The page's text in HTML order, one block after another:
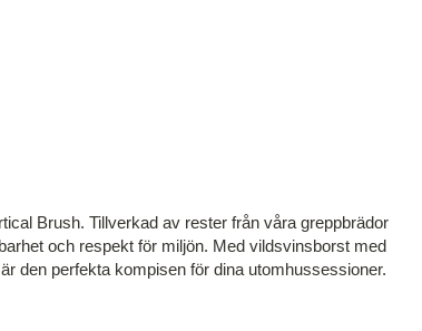
Brush. Tillverkad av rester från våra greppbrädor
och respekt för miljön. Med vildsvinsborst med
den perfekta kompisen för dina utomhussessioner.